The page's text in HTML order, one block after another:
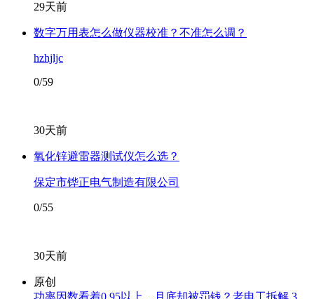
29天前
数字万用表怎么做仪器校准？不准怎么调？
hzhjljc
0/59
30天前
氧化锌避雷器测试仪怎么选？
保定市铧正电气制造有限公司
0/55
30天前
原创
功率因数看着0.95以上，月底却被罚钱？老电工拆解 3